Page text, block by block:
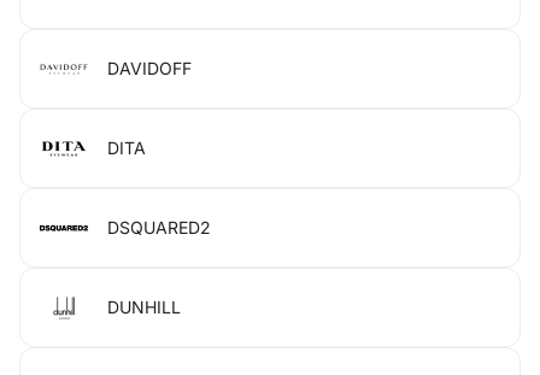
DAVIDOFF
DITA
DSQUARED2
DUNHILL